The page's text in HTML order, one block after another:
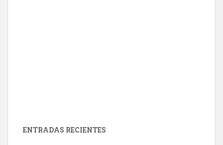
ENTRADAS RECIENTES